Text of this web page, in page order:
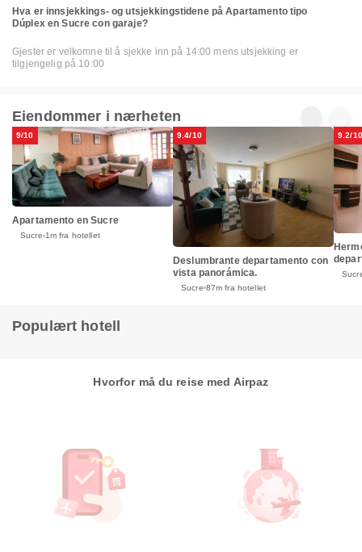
Hva er innsjekkings- og utsjekkingstidene på Apartamento tipo
Dúplex en Sucre con garaje?
Gjester er velkomne til å sjekke inn på 14:00 mens utsjekking er
tilgjengelig på 10:00
Eiendommer i nærheten
9/10
Apartamento en Sucre
Sucre 1m fra hotellet
9.4/10
Deslumbrante departamento con
vista panorámica.
Sucre 87m fra hotellet
9.2/10
Populært hotell
Hvorfor må du reise med Airpaz